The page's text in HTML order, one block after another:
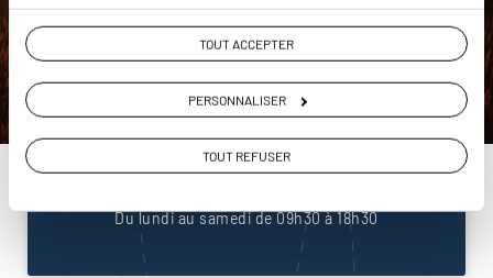
TOUT ACCEPTER
PERSONNALISER
TOUT REFUSER
DEMANDER UN DEVIS
ou
Construisez votre voyage avec un spécialiste Etats-
Unis
01 85 08 23 53
Du lundi au samedi de 09h30 à 18h30